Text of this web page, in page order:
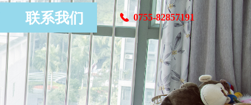
联系我们 끅 0755-82857191